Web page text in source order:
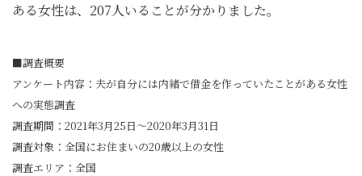
ある女性は、207人いることが分かりました。
■調査概要
アンケート内容：夫が自分には内緒で借金を作っていたことがある女性
への実態調査
調査期間：2021年3月25日～2020年3月31日
調査対象：全国にお住まいの20歳以上の女性
調査エリア：全国